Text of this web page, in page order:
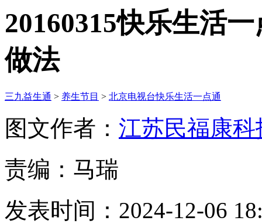
20160315快乐生活
做法
三九益生通 > 养生节目 > 北京电视台快乐生活一点通
图文作者： 江苏民福康
责编：马瑞
发表时间：2024-12-06